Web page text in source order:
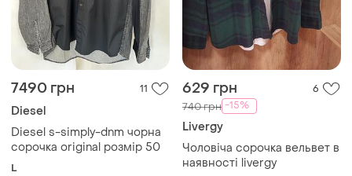
7490 грн 11
Diesel
Diesel s-simply-dnm чорна
сорочка original розмір 50
L
629 грн 6
740 грн -15%
Livergy
Чоловіча сорочка вельвет в
наявності livergy